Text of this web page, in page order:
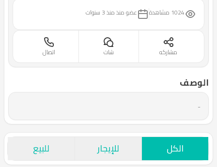
1024 مشاهدة عضو منذمنذ 3 سنوات
اتصال شات مشاركه
الوصف
-
الكل للإيجار للبيع